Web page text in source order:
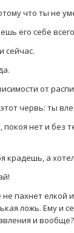
что ты не
его себе
сейчас.
от
червь: ты
нет и без
крадешь, а
пахнет елкой
ложь. Ему и
и вообще?